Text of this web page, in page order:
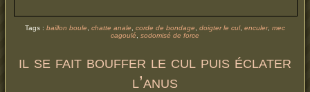
Tags : baillon boule chatte anale corde de bondage doigter le cul, enculer, mec
cagoulé
sodomisé de force
il se fait bouffer le cul puis éclater
l’anus